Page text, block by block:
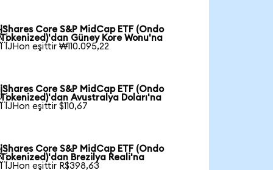
iShares Core S&P MidCap ETF (Ondo
Tokenized)'dan Güney Kore Wonu'na
1 IJHon eşittir ₩110.095,22
iShares Core S&P MidCap ETF (Ondo
Tokenized)'dan Avustralya Doları'na
1 IJHon eşittir $110,67
iShares Core S&P MidCap ETF (Ondo
Tokenized)'dan Brezilya Reali'na
1 IJHon eşittir R$398,63